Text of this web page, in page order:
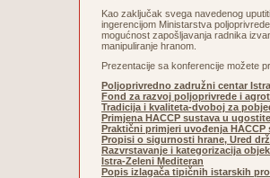
Kao zaključak svega navedenog
ingerencijom Ministarstva
mogućnost zapošljavanja radnika
manipuliranje hranom.
Prezentacije sa konferencije možete
Poljoprivredno zadružni centar Istra
Fond za razvoj poljoprivrede i
Tradicija i kvaliteta-dvoboj za
Primjena HACCP sustava u
Praktični primjeri uvođenja
Propisi o sigurnosti hrane, Ured
Razvrstavanje i kategorizacija
Istra-Zeleni Mediteran
Popis izlagača tipičnih istarskih